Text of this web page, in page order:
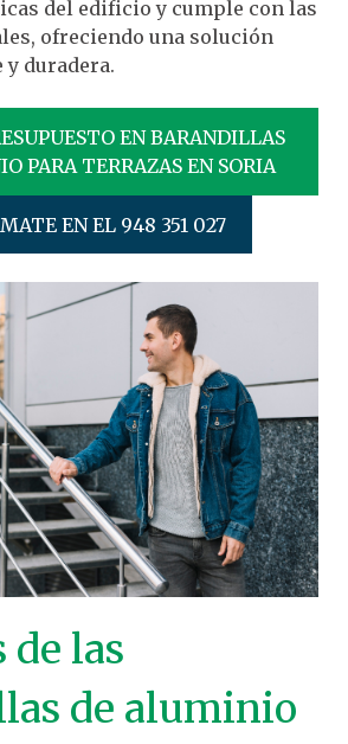
del edificio y cumple con las
ofreciendo una solución
y duradera.
EN BARANDILLAS
PARA TERRAZAS EN SORIA
EN EL 948 351 027
de las
de aluminio